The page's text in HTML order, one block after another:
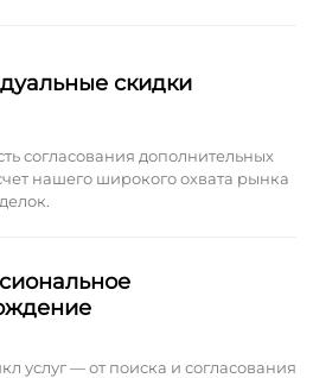
скидки
согласования дополнительных
нашего широкого охвата рынка
услуг — от поиска и согласования